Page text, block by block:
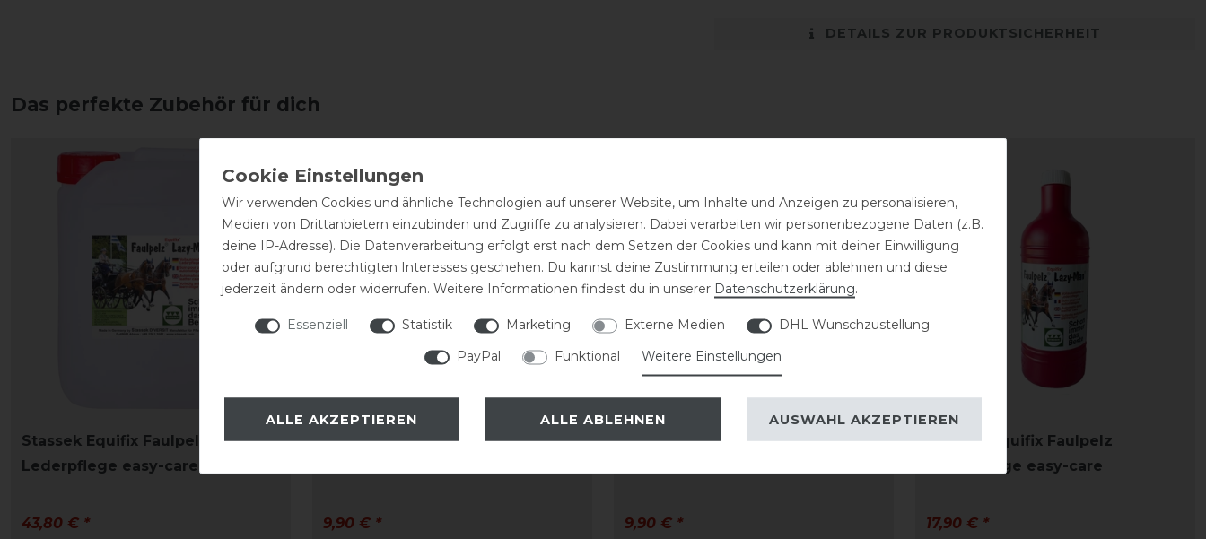
DETAILS ZUR PRODUKTSICHERHEIT
Das perfekte Zubehör für dich
Stassek Equifix Faulpelz
Lederpflege easy-care
43,80 € *
CAVALLO Care Creme
9,90 € *
CAVALLO Care Creme
9,90 € *
Stassek Equifix Faulpelz
Lederpflege easy-care
17,90 € *
Wir verwenden Cookies und ähnliche Technologien auf unserer Website, um Inhalte und Anzeigen zu personalisieren,
Medien von Drittanbietern einzubinden und Zugriffe zu analysieren. Dabei verarbeiten wir personenbezogene Daten (z.B.
deine IP-Adresse). Die Datenverarbeitung erfolgt erst nach dem Setzen der Cookies und kann mit deiner Einwilligung
oder aufgrund berechtigten Interesses geschehen. Du kannst deine Zustimmung erteilen oder ablehnen und diese
jederzeit ändern oder widerrufen. Weitere Informationen findest du in unserer Daten­schutz­erklärung.
Essenziell Statistik Marketing Externe Medien
DHL Wunschzustellung
PayPal
Funktional Weitere Einstellungen
ALLE AKZEPTIEREN ALLE ABLEHNEN AUSWAHL AKZEPTIEREN